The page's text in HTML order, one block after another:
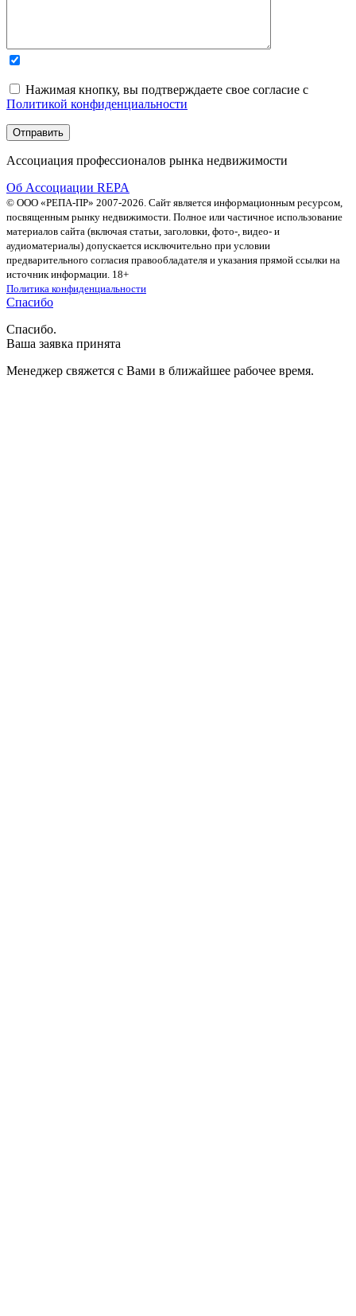
Нажимая кнопку, вы подтверждаете свое согласие с
Политикой конфиденциальности
Ассоциация профессионалов рынка недвижимости
Об Ассоциации REPA
© ООО «РЕПА-ПР» 2007-2026. Сайт является информационным ресурсом,
посвященным рынку недвижимости. Полное или частичное использование
материалов сайта (включая статьи, заголовки, фото-, видео- и
аудиоматериалы) допускается исключительно при условии
предварительного согласия правообладателя и указания прямой ссылки на
источник информации. 18+
Политика конфиденциальности
Спасибо
Спасибо.
Ваша заявка принята
Менеджер свяжется с Вами в ближайшее рабочее время.